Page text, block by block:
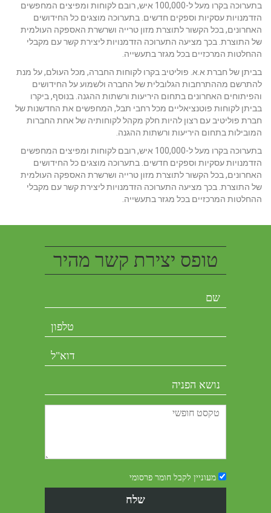
בתערוכה בקרו מעל ל-100,000 איש, רובם לקוחות ומפיצים המחפשים
הזדמנויות עסקיות וספקים חדשים. בתערוכה מוצגים כל החידושים
האחרונים, בכל הקשור לתוצרת מזון טרייה ושרשרת האספקה העולמית
של התוצרת. בכך מציעה התערוכה הזדמנויות ליצירת קשר עם מקבלי
ההחלטות המרכזיים בכל מגזר בתעשייה.
בביתן של חברת א.א. פוליטיב בקרו לקוחות החברה, מכל העולם, על מנת
להתרשם מההתרחבות הגלובלית של החברה ולשמוע על החידושים
והפיתוחים האחרונים בתחום היריעות ורשתות ההגנה. בנוסף, ביקרו
בביתן לקוחות פוטנציאליים מכל רחבי תבל, המחפשים את החדשנות של
חברת פוליטיב עם רצון להיות חלק מקהל לקוחותיה של אחת החברות
המובילות בתחום היריעות ורשתות ההגנה.
בתערוכה בקרו מעל ל-100,000 איש, רובם לקוחות ומפיצים המחפשים
הזדמנויות עסקיות וספקים חדשים. בתערוכה מוצגים כל החידושים
האחרונים, בכל הקשור לתוצרת מזון טרייה ושרשרת האספקה העולמית
של התוצרת. בכך מציעה התערוכה הזדמנויות ליצירת קשר עם מקבלי
ההחלטות המרכזיים בכל מגזר בתעשייה.
טופס יצירת קשר מהיר
מעוניין לקבל חומר פרסומי